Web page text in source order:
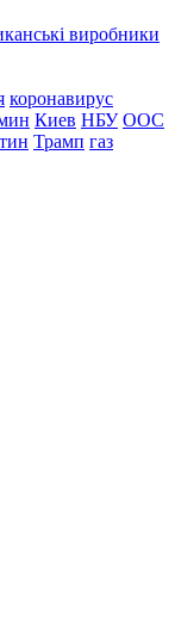
виробники
коронавирус
Киев НБУ ООС
Трамп газ